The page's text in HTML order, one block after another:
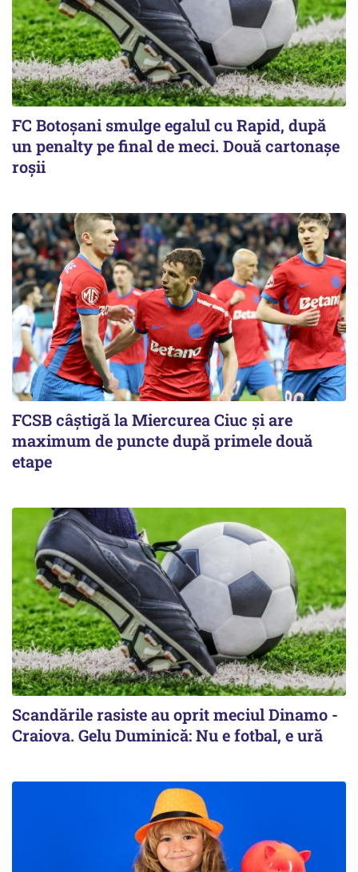
FC Botoşani smulge egalul cu Rapid, după
un penalty pe final de meci. Două cartonaşe
roşii
FCSB câştigă la Miercurea Ciuc şi are
maximum de puncte după primele două
etape
Scandările rasiste au oprit meciul Dinamo -
Craiova. Gelu Duminică: Nu e fotbal, e ură